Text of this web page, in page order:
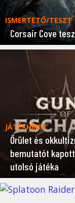
ISMERTETŐ/TESZT
Corsair Cove
JÁTÉKHÍREK
Őrület és
bemutatót
utolsó játéka